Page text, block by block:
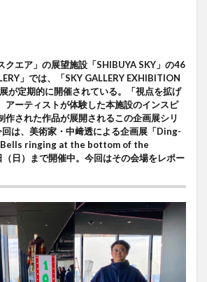
クエア」の展望施設「SHIBUYA SKY」の46
」では、「SKY GALLERY EXHIBITION
が定期的に開催されている。「視点を拡げ
アーティストが体験した本施設のインスピ
作された作品が展開されるこの企画展シリ
は、美術家・中﨑透による企画展「Ding-
Bells ringing at the bottom of the
日）まで開催中。今回はその会場をレポー